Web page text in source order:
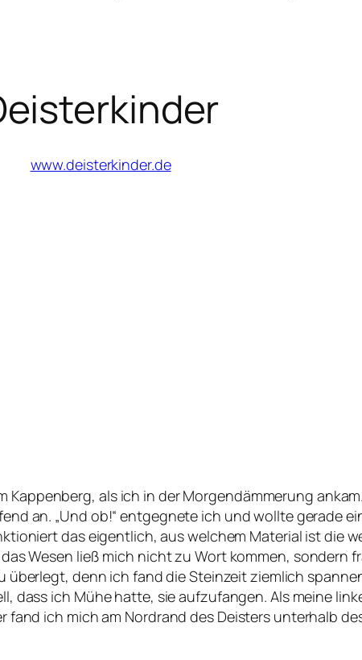
www.deisterkinder.de
als ich in der Morgendämmerung
an. „Und ob!“ entgegnete ich und wollte gerade
das eigentlich, aus welchem Material ist die
Wesen ließ mich nicht zu Wort kommen, sondern
denn ich fand die Steinzeit ziemlich
dass ich Mühe hatte, sie aufzufangen. Als meine
ich mich am Nordrand des Deisters unterhalb